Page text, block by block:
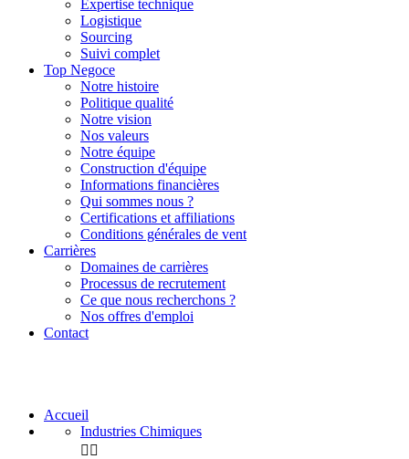
Expertise technique
Logistique
Sourcing
Suivi complet
Top Negoce
Notre histoire
Politique qualité
Notre vision
Nos valeurs
Notre équipe
Construction d'équipe
Informations financières
Qui sommes nous ?
Certifications et affiliations
Conditions générales de vent
Carrières
Domaines de carrières
Processus de recrutement
Ce que nous recherchons ?
Nos offres d'emploi
Contact
Accueil
Industries Chimiques
 